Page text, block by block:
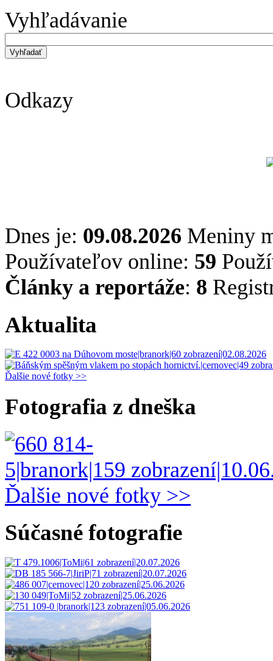
Vyhľadávanie
Odkazy
Dnes je: 09.08.2026 Meniny
Používateľov online: 59
Články a reportáže: 8
Aktualita
Ďalšie nové fotky >>
Fotografia z dneška
Ďalšie nové fotky >>
Súčasné fotografie